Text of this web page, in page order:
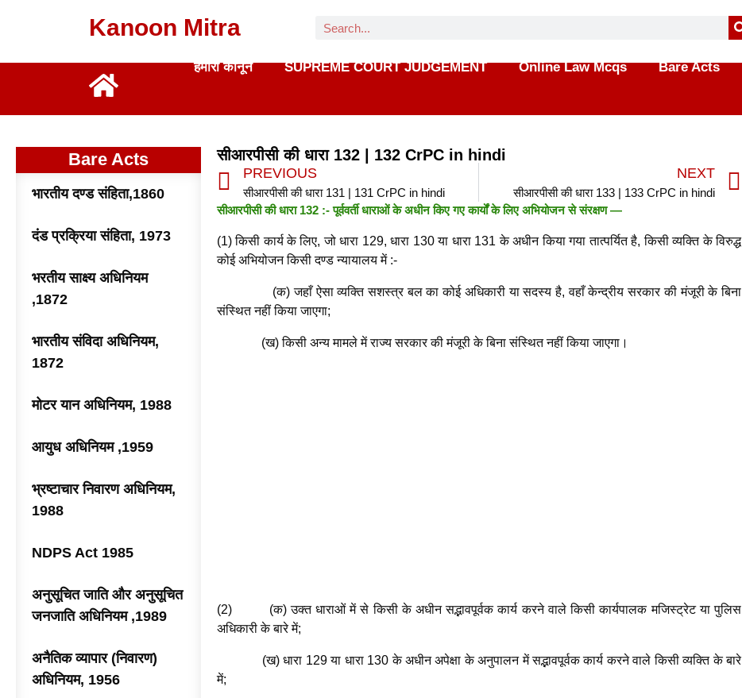
Kanoon Mitra
हमारा कानून SUPREME COURT JUDGEMENT Online Law Mcqs Bare Acts
Bare Acts
भारतीय दण्ड संहिता,1860
दंड प्रक्रिया संहिता, 1973
भरतीय साक्ष्य अधिनियम
,1872
भारतीय संविदा अधिनियम,
1872
मोटर यान अधिनियम, 1988
आयुध अधिनियम ,1959
भ्रष्टाचार निवारण अधिनियम,
1988
NDPS Act 1985
अनुसूचित जाति और अनुसूचित
जनजाति अधिनियम ,1989
अनैतिक व्यापार (निवारण)
अधिनियम, 1956
सीआरपीसी की धारा 132 | 132 CrPC in hindi
PREVIOUS
सीआरपीसी की धारा 131 | 131 CrPC in hindi
NEXT
सीआरपीसी की धारा 133 | 133 CrPC in hindi
सीआरपीसी की धारा 132 :- पूर्ववर्ती धाराओं के अधीन किए गए कार्यों के लिए अभियोजन से संरक्षण —
(1) किसी कार्य के लिए, जो धारा 129, धारा 130 या धारा 131 के अधीन किया गया तात्पर्यित है, किसी व्यक्ति के विरुद्ध
कोई अभियोजन किसी दण्ड न्यायालय में :-
(क) जहाँ ऐसा व्यक्ति सशस्त्र बल का कोई अधिकारी या सदस्य है, वहाँ केन्द्रीय सरकार की मंजूरी के बिना
संस्थित नहीं किया जाएगा;
(ख) किसी अन्य मामले में राज्य सरकार की मंजूरी के बिना संस्थित नहीं किया जाएगा।
(2) (क) उक्त धाराओं में से किसी के अधीन सद्भावपूर्वक कार्य करने वाले किसी कार्यपालक मजिस्ट्रेट या पुलिस
अधिकारी के बारे में;
(ख) धारा 129 या धारा 130 के अधीन अपेक्षा के अनुपालन में सद्भावपूर्वक कार्य करने वाले किसी व्यक्ति के बारे
में;